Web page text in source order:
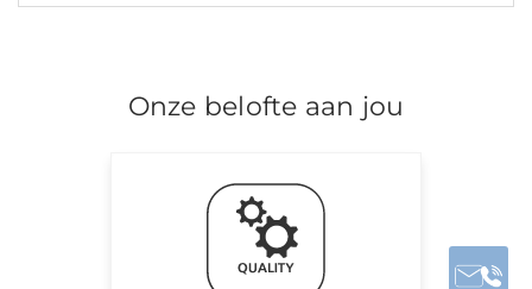
Onze belofte aan jou